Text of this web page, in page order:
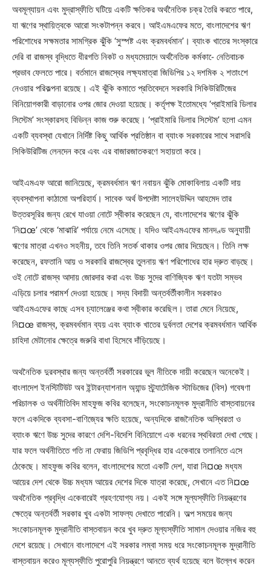
অবমূল্যায়ন এবং মুদ্রাস্ফীতি ঘটিয়ে একটি ক্ষতিকর অর্থনৈতিক চক্র তৈরি করতে পারে,
যা ঋণের স্থায়িত্বকে আরো সংকটাপন্ন করবে। আইএমএফের মতে, বাংলাদেশের ঋণ
পরিশোধের সক্ষমতার সামগ্রিক ঝুঁকি ‘সুস্পষ্ট এবং ক্রমবর্ধমান’। ব্যাংক খাতের সংস্কারে
দেরি বা রাজস্ব বৃদ্ধিতে ধীরগতি নিকট ও মধ্যমেয়াদে অর্থনৈতিক কর্মকা-ে নেতিবাচক
প্রভাব ফেলতে পারে। বর্তমানে রাজস্বের লক্ষ্যমাত্রা জিডিপির ১২ দশমিক ২ শতাংশে
নেওয়ার পরিকল্পনা রয়েছে। এই ঝুঁকি কমাতে প্রতিবেদনে সরকারি সিকিউরিটিজের
বিনিয়োগকারী বাড়ানোর ওপর জোর দেওয়া হয়েছে। কর্তৃপক্ষ ইতোমধ্যে ‘প্রাইমারি ডিলার
সিস্টেম’ সংস্কারসহ বিভিন্ন কাজ শুরু করেছে। ‘প্রাইমারি ডিলার সিস্টেম’ হলো এমন
একটি ব্যবস্থা যেখানে নির্দিষ্ট কিছু আর্থিক প্রতিষ্ঠান বা ব্যাংক সরকারের সাথে সরাসরি
সিকিউরিটিজ লেনদেন করে এবং এর বাজারজাতকরণে সহায়তা করে।
আইএমএফ আরো জানিয়েছে, ক্রমবর্ধমান ঋণ নবায়ন ঝুঁকি মোকাবিলায় একটি দায়
ব্যবস্থাপনা কাঠামো অপরিহার্য। সাবেক অর্থ উপদেষ্টা সালেহউদ্দিন আহমেদ তার
উত্তরসূরির জন্য রেখে যাওয়া নোটে স্বীকার করেছেন যে, বাংলাদেশের ঋণের ঝুঁকি
‘নি¤œ’ থেকে ‘মাঝারি’ পর্যায়ে নেমে এসেছে। যদিও আইএমএফের মানদণ্ড অনুযায়ী
ঋণের মাত্রা এখনও সহনীয়, তবে তিনি সতর্ক থাকার ওপর জোর দিয়েছেন। তিনি লক্ষ
করেছেন, রফতানি আয় ও সরকারি রাজস্বের তুলনায় ঋণ পরিশোধের হার দ্রুত বাড়ছে।
ওই নোটে রাজস্ব আদায় জোরদার করা এবং উচ্চ সুদের বাণিজ্যিক ঋণ যতটা সম্ভব
এড়িয়ে চলার পরামর্শ দেওয়া হয়েছে। সদ্য বিদায়ী অন্তর্বর্তীকালীন সরকারও
আইএমএফের কাছে এসব চ্যালেঞ্জের কথা স্বীকার করেছিল। তারা মেনে নিয়েছে,
নি¤œ রাজস্ব, ক্রমবর্ধমান ব্যয় এবং ব্যাংক খাতের দুর্বলতা দেশের ক্রমবর্ধমান আর্থিক
চাহিদা মেটানোর ক্ষেত্রে জরুরি বাধা হিসেবে দাঁড়িয়েছে।
অথনৈতিক দুরবস্থার জন্য অন্তর্বর্তী সরকারের ভুল নীতিকে দায়ী করেছেন অনেকেই।
বাংলাদেশ ইনস্টিটিউট অব ইন্টারন্যাশনাল অ্যান্ড স্ট্র্যাটেজিক স্টাডিজের (বিস) গবেষণা
পরিচালক ও অর্থনীতিবিদ মাহফুজ কবির বলেছেন, সংকোচনমূলক মুদ্রানীতি বাস্তবায়নের
ফলে একদিকে ব্যবসা-বাণিজ্যের ক্ষতি হয়েছে, অন্যদিকে রাজনৈতিক অস্থিরতা ও
ব্যাংক ঋণে উচ্চ সুদের কারণে দেশি-বিদেশি বিনিয়োগে এক ধরনের স্থবিরতা দেখা গেছে।
যার ফলে অর্থনীতিতে গতি না ফেরায় জিডিপি প্রবৃদ্ধির হার একেবারে তলানিতে এসে
ঠেকেছে। মাহফুজ কবির বলেন, বাংলাদেশের মতো একটি দেশ, যারা নি¤œ মধ্যম
আয়ের দেশ থেকে উচ্চ মধ্যম আয়ের দেশের দিকে যাত্রা করেছে, সেখানে এত নি¤œ
অথনৈতিক প্রবৃদ্ধি একেবারেই গ্রহণযোগ্য নয়। একই সঙ্গে মূল্যস্ফীতি নিয়ন্ত্রণের
ক্ষেত্রে অন্তর্বর্তী সরকার খুব একটা সাফল্য দেখাতে পারেনি। অল্প সময়ের জন্য
সংকোচনমূলক মুদ্রানীতি বাস্তবায়ন করে খুব দ্রুত মূল্যস্ফীতি সামাল দেওয়ার নজির বহু
দেশে রয়েছে। সেখানে বাংলাদেশে এই সরকার লম্বা সময় ধরে সংকোচনমূলক মুদ্রানীতি
বাস্তবায়ন করেও মূল্যস্ফীতি পুরোপুরি নিয়ন্ত্রণে আনতে ব্যর্থ হয়েছে বলে উল্লেখ করেন